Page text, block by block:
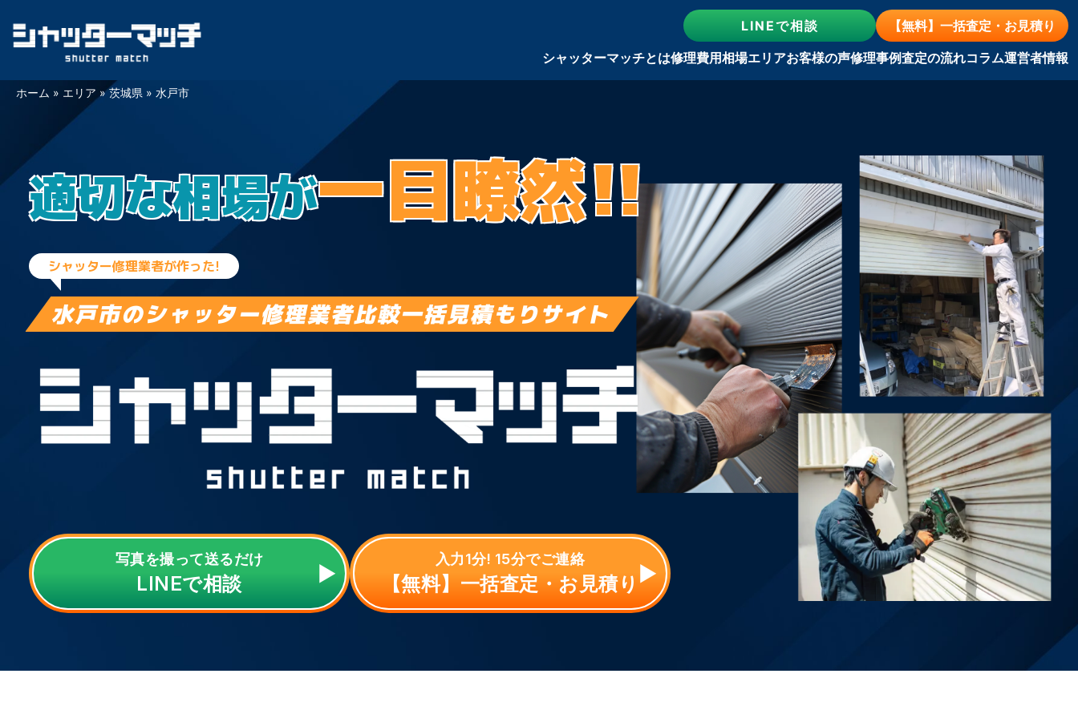
Skip
LINEで相談
【無料】一括査定・お見積り
シャッターマッチとは修理費用相場エリアお客様の声修理事例査定の流れコラム運営者情報
ホーム » エリア »茨城県 » 水戸市
適切な相場が一目瞭然!!
シャッター修理業者が作った!
水戸市のシャッター修理業者比較一括見積もりサイト
写真を撮って送るだけ
LINEで相談
入力1分! 15分でご連絡
【無料】一括査定・お見積り